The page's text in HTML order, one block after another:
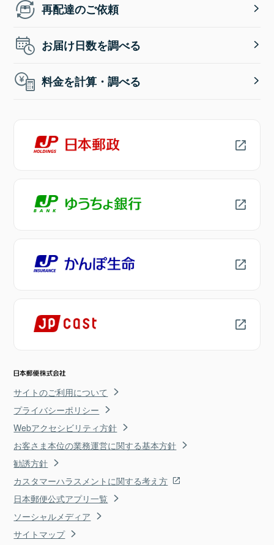
再配達のご依頼
お届け日数を調べる
料金を計算・調べる
サイトのご利用について
プライバシーポリシー
Webアクセシビリティ方針
お客さま本位の業務運営に関する基本方針
勧誘方針
カスタマーハラスメントに関する考え方
日本郵便公式アプリ一覧
ソーシャルメディア
サイトマップ